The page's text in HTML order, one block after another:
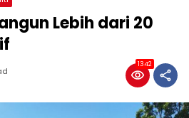
Lebih dari 20
1342